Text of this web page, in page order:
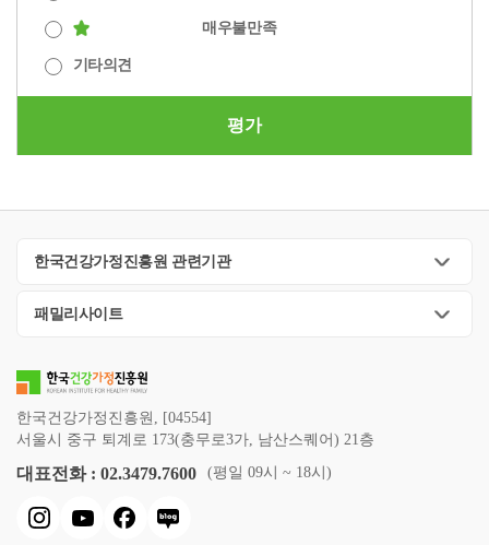
매우불만족
기타의견
평가
한국건강가정진흥원 관련기관
패밀리사이트
한국건강가정진흥원, [04554]
서울시 중구 퇴계로 173(충무로3가, 남산스퀘어) 21층
대표전화 : 02.3479.7600 (평일 09시 ~ 18시)